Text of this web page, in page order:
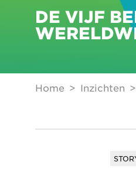
DE VIJF
Home Inzichten